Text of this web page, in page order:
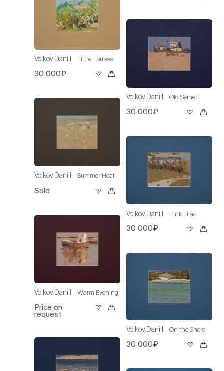
Volkov Daniil Little Houses
30 000₽
Volkov Daniil Summer Heat
Sold
Volkov Daniil Warm Evening
Price on
request
Volkov Daniil Old Seiner
30 000₽
Volkov Daniil Pink Lilac
30 000₽
Volkov Daniil On the Shore
30 000₽